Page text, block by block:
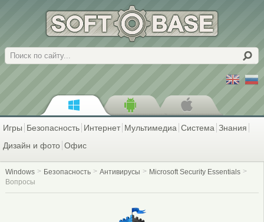
Поиск
Игры Безопасность Интернет Мультимедиа Система Знания
Дизайн и фото Офис
Windows Безопасность Антивирусы
Microsoft Security Essentials
Вопросы